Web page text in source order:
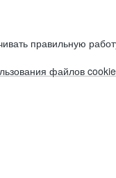
правильную
файлов cookie